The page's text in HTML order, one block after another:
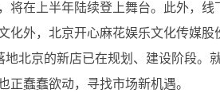
将在上半年陆续登上舞台。此外，
化外，北京开心麻花娱乐文化传媒股
地北京的新店已在规划、建设阶段。
正蠢蠢欲动，寻找市场新机遇。